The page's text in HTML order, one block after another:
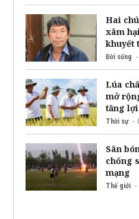
Hai
xâm
khuyết
Đời sống
Lúa
mở
tăng
Thời sự
Sân
chống
mạng
Thế giới